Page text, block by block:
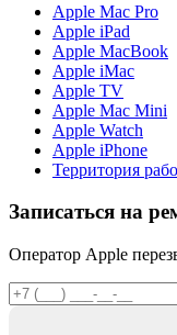
Apple Mac Pro
Apple iPad
Apple MacBook
Apple iMac
Apple TV
Apple Mac Mini
Apple Watch
Apple iPhone
Территория
Записаться на
Оператор Apple